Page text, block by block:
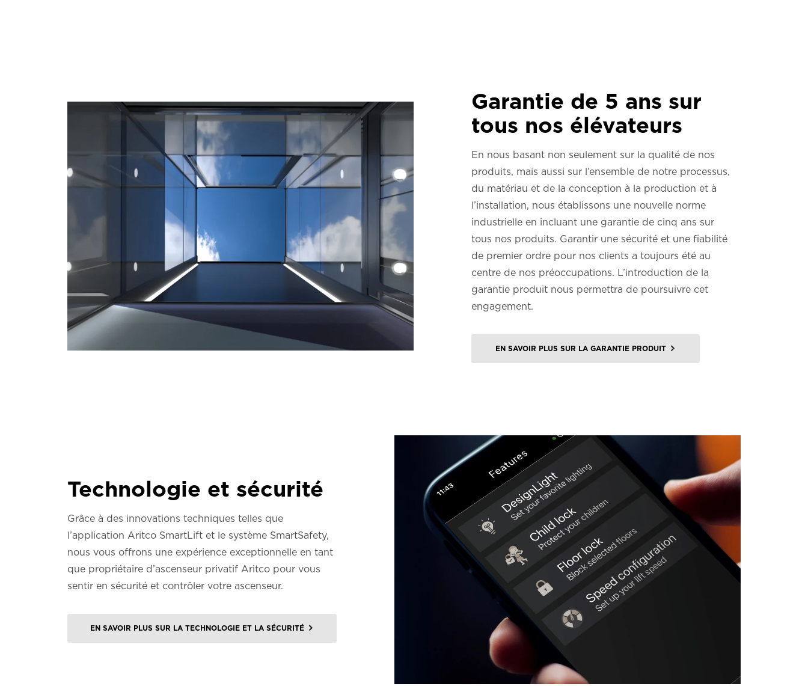
Garantie de 5 ans sur
tous nos élévateurs
En nous basant non seulement sur la qualité de nos
produits, mais aussi sur l’ensemble de notre processus,
du matériau et de la conception à la production et à
l’installation, nous établissons une nouvelle norme
industrielle en incluant une garantie de cinq ans sur
tous nos produits. Garantir une sécurité et une fiabilité
de premier ordre pour nos clients a toujours été au
centre de nos préoccupations. L’introduction de la
garantie produit nous permettra de poursuivre cet
engagement.
EN SAVOIR PLUS SUR LA GARANTIE PRODUIT
Technologie et sécurité
Grâce à des innovations techniques telles que
l’application Aritco SmartLift et le système SmartSafety,
nous vous offrons une expérience exceptionnelle en tant
que propriétaire d’ascenseur privatif Aritco pour vous
sentir en sécurité et contrôler votre ascenseur.
EN SAVOIR PLUS SUR LA TECHNOLOGIE ET LA SÉCURITÉ